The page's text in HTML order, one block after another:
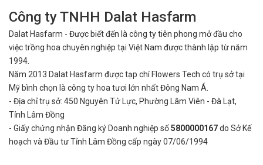
Công ty TNHH Dalat Hasfarm
Dalat Hasfarm - Được biết đến là công ty tiên phong mở đầu cho
việctrồng hoa chuyên nghiệp tại Việt Nam được thành lập từ năm
1994.
Năm 2013 Dalat Hasfarm được tạp chí Flowers Tech có trụ sở tại
Mỹ bình chọn là công ty hoa tươi lớn nhất Đông Nam Á.
- Địa chỉ trụ sở: 450 Nguyên Tử Lực, Phường Lâm Viên - Đà Lạt,
Tỉnh Lâm Đồng
- Giấy chứng nhận Đăng ký Doanh nghiệp số5800000167do Sở Kế
hoạch và Đầu tư Tỉnh Lâm Đồng cấp ngày 07/06/1994